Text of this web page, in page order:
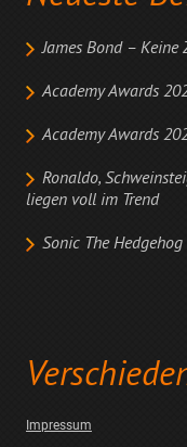
James Bond – Keine
Academy Awards
Academy Awards
Ronaldo,
liegen voll im Trend
Sonic The Hedgehog
Impressum